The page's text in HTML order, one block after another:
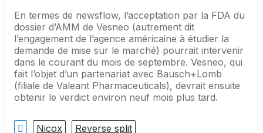
En termes de newsflow, l’acceptation par la FDA du
dossier d’AMM de Vesneo (autrement dit
l’engagement de l’agence américaine à étudier la
demande de mise sur le marché) pourrait intervenir
dans le courant du mois de septembre. Vesneo, qui
fait l’objet d’un partenariat avec Bausch+Lomb
(filiale de Valeant Pharmaceuticals), devrait ensuite
obtenir le verdict environ neuf mois plus tard.
Nicox Reverse split